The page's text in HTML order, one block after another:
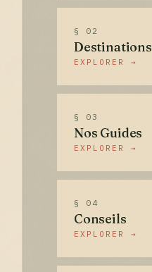
§ 02
Destinations
EXPLORER →
§ 03
Nos Guides
EXPLORER →
§ 04
Conseils
EXPLORER →